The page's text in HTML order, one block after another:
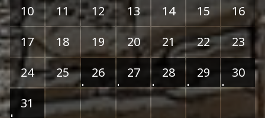
10
11 12 13 14 15
16
17
18 19 20 21 22
23
24
25 26 27 28 29
30
31